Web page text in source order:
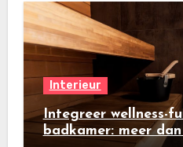
Interieur
Integreer wellness-
badkamer: meer